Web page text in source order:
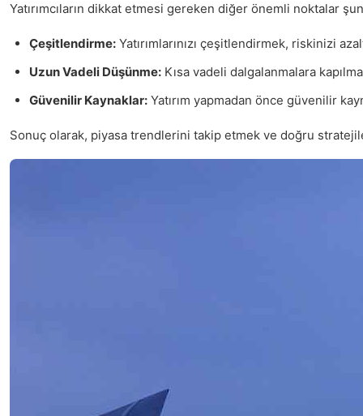
Yatırımcıların dikkat etmesi gereken diğer önemli noktalar
Çeşitlendirme: Yatırımlarınızı çeşitlendirmek, riskinizi
Uzun Vadeli Düşünme: Kısa vadeli dalgalanmalara
Güvenilir Kaynaklar: Yatırım yapmadan önce güvenilir
Sonuç olarak, piyasa trendlerini takip etmek ve doğru